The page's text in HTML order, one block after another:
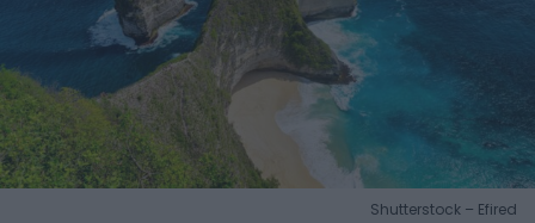
Shutterstock – Efired